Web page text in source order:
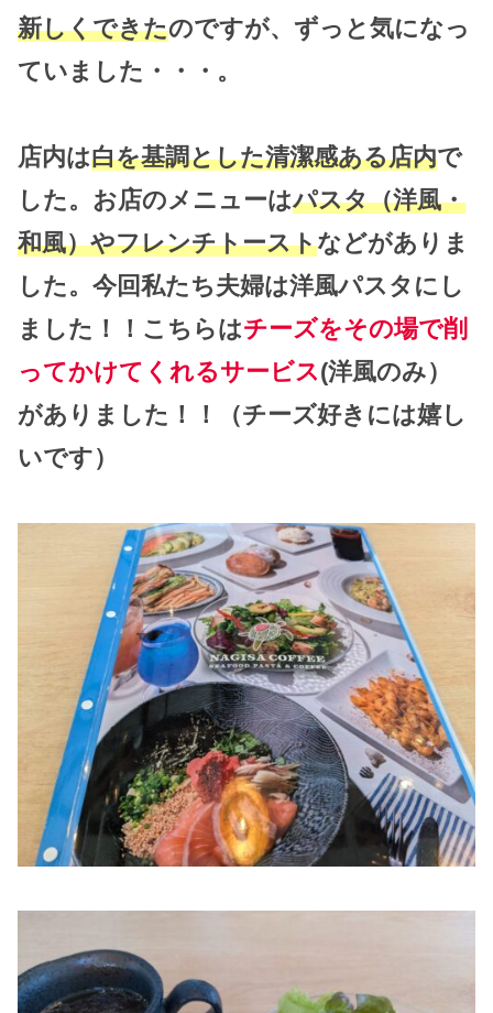
新しくできたのですが、ずっと気になっ
ていました・・・。
店内は白を基調とした清潔感ある店内で
した。お店のメニューはパスタ（洋風・
和風）やフレンチトーストなどがありま
した。今回私たち夫婦は洋風パスタにし
ました！！こちらはチーズをその場で削
ってかけてくれるサービス(洋風のみ）
がありました！！（チーズ好きには嬉し
いです）